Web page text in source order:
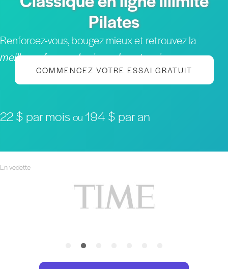
Pilates
Renforcez-vous, bougez mieux et retrouvez la
meilleure forme physique de votre vie
COMMENCEZ VOTRE ESSAI GRATUIT
22 $ par moisou 194 $ par an
En vedette